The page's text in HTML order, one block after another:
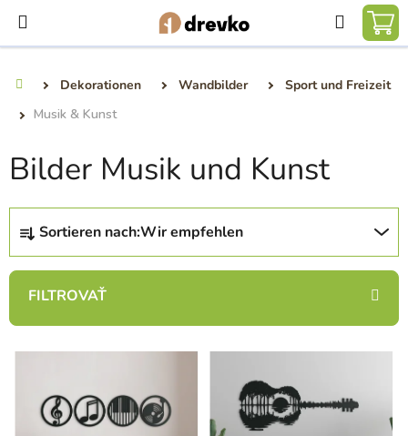
Inhalt
springen
Suchen
Dekorationen Wandbilder
Sport und Freizeit
Musik & Kunst
Bilder Musik und Kunst
P
o
u
t
Sortieren nach:Wir empfehlen
L